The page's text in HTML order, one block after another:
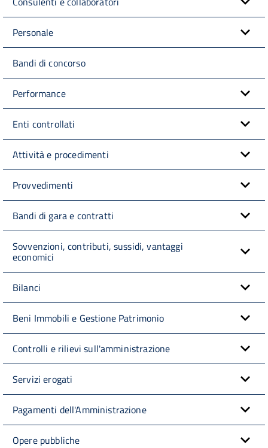
Personale
Bandi di concorso
Performance
Enti controllati
Attività e procedimenti
Provvedimenti
Bandi di gara e contratti
Sovvenzioni, contributi, sussidi, vantaggi
economici
Bilanci
Beni Immobili e Gestione Patrimonio
Controlli e rilievi sull'amministrazione
Servizi erogati
Pagamenti dell'Amministrazione
Opere pubbliche